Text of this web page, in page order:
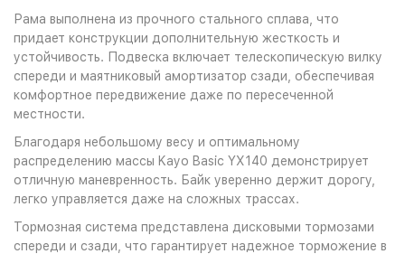
Рама выполнена из прочного стального сплава, что
придает конструкции дополнительную жесткость и
устойчивость. Подвеска включает телескопическую вилку
спереди и маятниковый амортизатор сзади, обеспечивая
комфортное передвижение даже по пересеченной
местности.
Благодаря небольшому весу и оптимальному
распределению массы Kayo Basic YX140 демонстрирует
отличную маневренность. Байк уверенно держит дорогу,
легко управляется даже на сложных трассах.
Тормозная система представлена дисковыми тормозами
спереди и сзади, что гарантирует надежное торможение в